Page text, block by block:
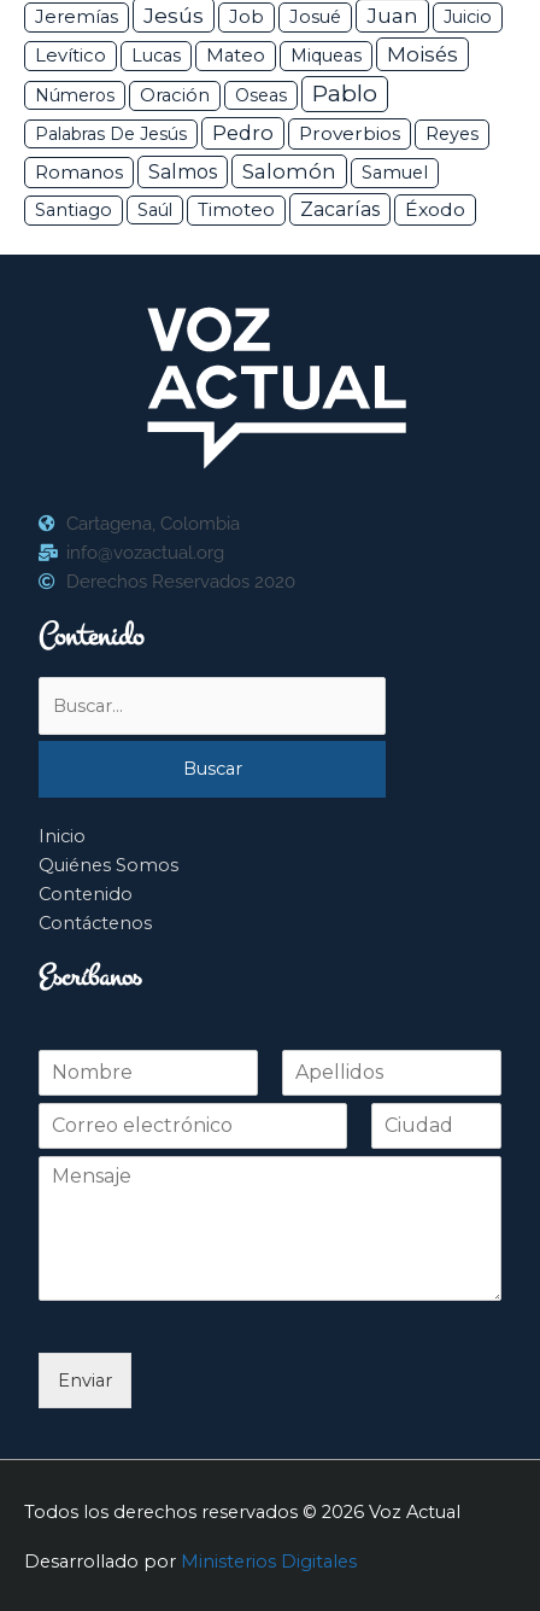
Jeremías Jesús Job Josué Juan
Juicio
Levítico
Lucas Mateo Miqueas Moisés
Números Oración Oseas Pablo
Palabras De Jesús Pedro Proverbios Reyes
Romanos Salmos Salomón
Samuel
Santiago
Saúl Timoteo Zacarías Éxodo
Cartagena, Colombia
info@vozactual.org
Derechos Reservados 2020
Contenido
por:
Inicio
Quiénes Somos
Contenido
Contáctenos
Escríbanos
N
m
r
Nombre Apellidos
Enviar
Todos los derechos reservados © 2026 Voz Actual
Desarrollado por Ministerios Digitales